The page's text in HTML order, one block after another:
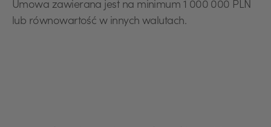
Umowa zawierana jest na minimum 1 000 000 PLN
lub równowartość w innych walutach.